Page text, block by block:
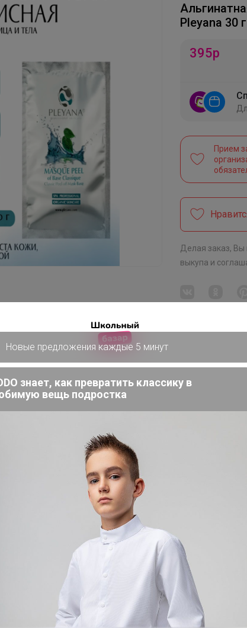
Evoskin - реально работает
противовоспалительное
активных ингредиентов,
действие препаратов,
маски, улучшая лимфо- и
широко используются в
– сохранение водного
кожи), улучшение внешнего
морщин, стягивание
тонуса и эластичности
коррекция возрастных
процессов обмена веществ
in France. Состав Способ
70 ml воды).Для равномерного
косметологический.
Pleyana 30 г
395р
Прием
Делая заказ,
выкупа и
Новые предложения каждые 5 минут
знает, как превратить классику в
вещь подростка